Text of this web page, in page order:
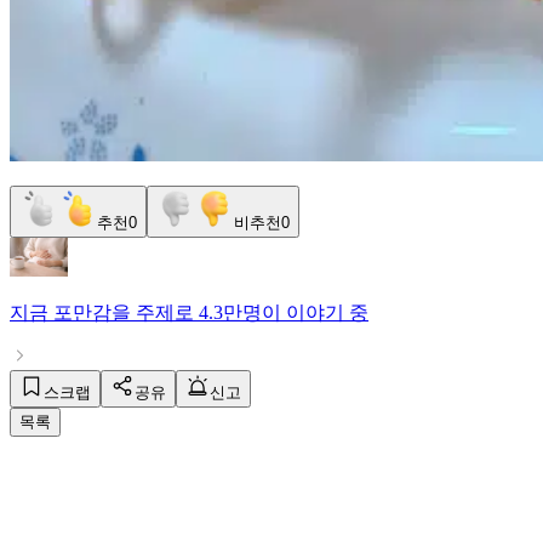
추천0 비추천0
지금 포만감을 주제로 4.3만명이 이야기 중
스크랩 공유
신고
목록